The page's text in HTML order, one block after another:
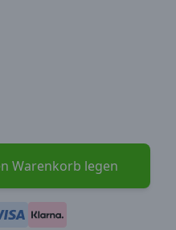
Warenkorb legen